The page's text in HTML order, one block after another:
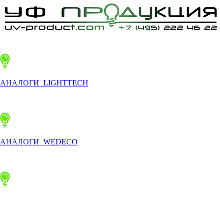
АНАЛОГИ LIGHTTECH
АНАЛОГИ WEDECO